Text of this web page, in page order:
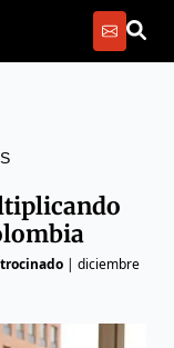
| diciembre